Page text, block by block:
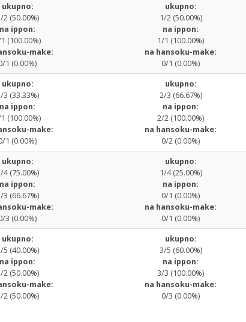
ukupno:
2 (50.00%)
na ippon:
(100.00%)
make:
1 (0.00%)
ukupno:
1/2 (50.00%)
na ippon:
1/1 (100.00%)
na hansoku-make:
0/1 (0.00%)
ukupno:
3 (33.33%)
na ippon:
(100.00%)
make:
1 (0.00%)
ukupno:
2/3 (66.67%)
na ippon:
2/2 (100.00%)
na hansoku-make:
0/2 (0.00%)
ukupno:
4 (75.00%)
na ippon:
3 (66.67%)
make:
3 (0.00%)
ukupno:
1/4 (25.00%)
na ippon:
0/1 (0.00%)
na hansoku-make:
0/1 (0.00%)
ukupno:
5 (40.00%)
na ippon:
2 (50.00%)
make:
2 (50.00%)
ukupno:
3/5 (60.00%)
na ippon:
3/3 (100.00%)
na hansoku-make:
0/3 (0.00%)